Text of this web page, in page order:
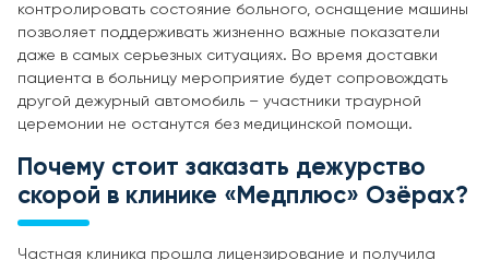
контролировать состояние больного, оснащение машины
позволяет поддерживать жизненно важные показатели
даже в самых серьезных ситуациях. Во время доставки
пациента в больницу мероприятие будет сопровождать
другой дежурный автомобиль – участники траурной
церемонии не останутся без медицинской помощи.
Почему стоит заказать дежурство
cкорой в клинике «Медплюс» Озёрах?
Частная клиника прошла лицензирование и получила